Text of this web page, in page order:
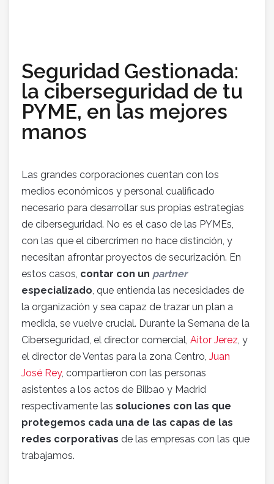
Seguridad Gestionada:
la ciberseguridad de tu
PYME, en las mejores
manos
Las grandes corporaciones cuentan con los
medios económicos y personal cualificado
necesario para desarrollar sus propias estrategias
de ciberseguridad. No es el caso de las PYMEs,
con las que el cibercrimen no hace distinción, y
necesitan afrontar proyectos de securización. En
estos casos, contar con un partner
especializado, que entienda las necesidades de
la organización y sea capaz de trazar un plan a
medida, se vuelve crucial. Durante la Semana de la
Ciberseguridad, el director comercial, Aitor Jerez, y
el director de Ventas para la zona Centro, Juan
José Rey, compartieron con las personas
asistentes a los actos de Bilbao y Madrid
respectivamente las soluciones con las que
protegemos cada una de las capas de las
redes corporativas de las empresas con las que
trabajamos.